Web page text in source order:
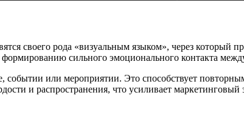
своего рода «визуальным языком», через который
сильного эмоционального контакта
событии или мероприятии. Это способствует
и распространения, что усиливает маркетинговый